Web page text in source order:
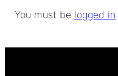
You must be logged in